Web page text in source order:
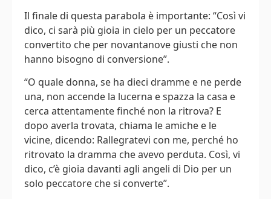
Il finale di questa parabola è importante: “Così vi
dico, ci sarà più gioia in cielo per un peccatore
convertito che per novantanove giusti che non
hanno bisogno di conversione”.
“O quale donna, se ha dieci dramme e ne perde
una, non accende la lucerna e spazza la casa e
cerca attentamente finché non la ritrova? E
dopo averla trovata, chiama le amiche e le
vicine, dicendo: Rallegratevi con me, perché ho
ritrovato la dramma che avevo perduta. Così, vi
dico, c’è gioia davanti agli angeli di Dio per un
solo peccatore che si converte”.